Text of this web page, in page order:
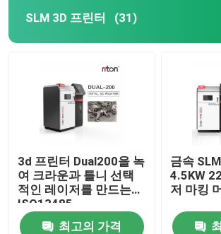
SLM 3D 프린터 (31)
3d 프린터 Dual200을 녹
여 크라운과 틀니 선택
적인 레이저를 만드는
ISO13485
최고의 가격
금속
4.5KW
저 마킹